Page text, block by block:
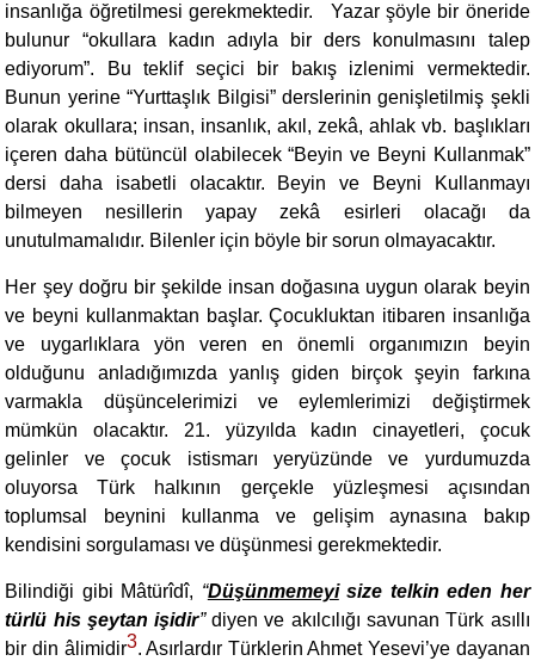
insanlığa öğretilmesi gerekmektedir. Yazar şöyle bir öneride
bulunur “okullara kadın adıyla bir ders konulmasını talep
ediyorum”. Bu teklif seçici bir bakış izlenimi vermektedir.
Bunun yerine “Yurttaşlık Bilgisi” derslerinin genişletilmiş şekli
olarak okullara; insan, insanlık, akıl, zekâ, ahlak vb. başlıkları
içeren daha bütüncül olabilecek “Beyin ve Beyni Kullanmak”
dersi daha isabetli olacaktır. Beyin ve Beyni Kullanmayı
bilmeyen nesillerin yapay zekâ esirleri olacağı da
unutulmamalıdır. Bilenler için böyle bir sorun olmayacaktır.
Her şey doğru bir şekilde insan doğasına uygun olarak beyin
ve beyni kullanmaktan başlar. Çocukluktan itibaren insanlığa
ve uygarlıklara yön veren en önemli organımızın beyin
olduğunu anladığımızda yanlış giden birçok şeyin farkına
varmakla düşüncelerimizi ve eylemlerimizi değiştirmek
mümkün olacaktır. 21. yüzyılda kadın cinayetleri, çocuk
gelinler ve çocuk istismarı yeryüzünde ve yurdumuzda
oluyorsa Türk halkının gerçekle yüzleşmesi açısından
toplumsal beynini kullanma ve gelişim aynasına bakıp
kendisini sorgulaması ve düşünmesi gerekmektedir.
Bilindiği gibi Mâtürîdî, “Düşünmemeyisize telkin eden her
türlü his şeytan işidir”diyen ve akılcılığı savunan Türk asıllı
bir din âlimidir3. Asırlardır Türklerin Ahmet Yesevi’ye dayanan